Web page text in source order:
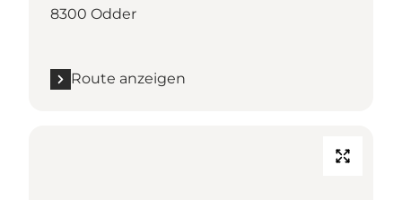
8300 Odder
Route anzeigen